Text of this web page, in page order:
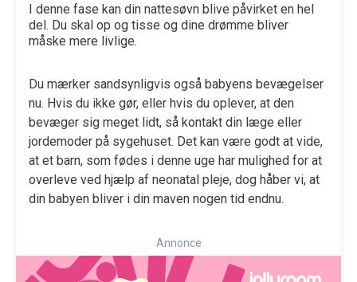
I denne fase kan din nattesøvn blive påvirket en hel
del. Du skal op og tisse og dine drømme bliver
måske mere livlige.
Du mærker sandsynligvis også babyens bevægelser
nu. Hvis du ikke gør, eller hvis du oplever, at den
bevæger sig meget lidt, så kontakt din læge eller
jordemoder på sygehuset. Det kan være godt at vide,
at et barn, som fødes i denne uge har mulighed for at
overleve ved hjælp af neonatal pleje, dog håber vi, at
din babyen bliver i din maven nogen tid endnu.
Annonce